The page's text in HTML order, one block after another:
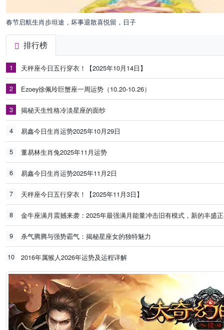
春节启航生肖步坦途，坏事退散喜悦留，日子
排行榜
1 天秤座今日五行穿衣！【2025年10月14日】
2 Ezoey徐佩玲巨蟹座一周运势（10.20-10.26）
3 揭秘天生性格冷淡星座的面纱
4 易鑫今日生肖运势2025年10月29日
5 董易林生肖兔2025年11月运势
6 易鑫今日生肖运势2025年11月2日
7 天秤座今日五行穿衣！【2025年11月3日】
8 金牛座满月震撼来袭：2025年最强满月能量冲击旧有模式，新的丰盛
9 杀气腾腾与强势霸气：揭秘星座女的独特魅力
10 2016年属猴人2026年运势及运程详解